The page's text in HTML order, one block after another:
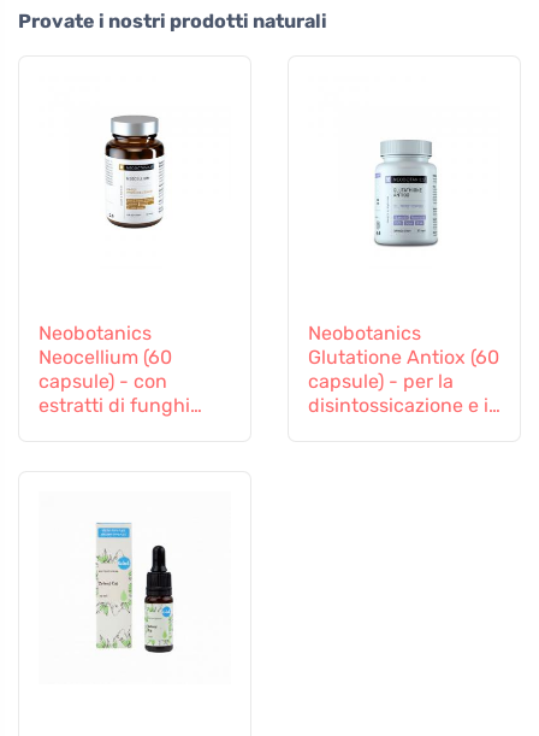
Provate i nostri prodotti naturali
Neobotanics
Neocellium (60
capsule) - con
estratti di funghi
Neobotanics
Glutatione Antiox (60
capsule) - per la
disintossicazione e il